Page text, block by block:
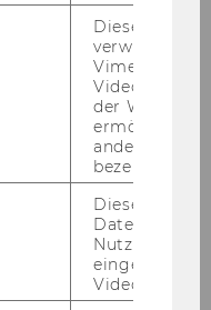
Dieses
verwendet,
Vimeo-
der WU-
ermöglichen
andere nicht
bezeichnete
Dieses
Daten von
Videos